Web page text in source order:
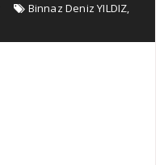
Binnaz Deniz YILDIZ,